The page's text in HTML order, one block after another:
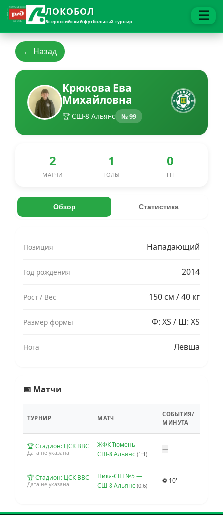
ЛОКОБОЛ
Всероссийский футбольный турнир ☰
← Назад
Крюкова Ева
Михайловна
🏆 СШ-8 Альянс № 99
2
МАТЧИ
1
ГОЛЫ
0
ГП
Обзор Статистика
Позиция Нападающий
Год рождения 2014
Рост / Вес 150 см / 40 кг
Размер формы Ф: XS / Ш: XS
Нога Левша
📅 Матчи
ТУРНИР МАТЧ
СОБЫТИЯ/
МИНУТА
🏆 Стадион: ЦСК ВВС
Дата не указана
ЖФК Тюмень —
СШ-8 Альянс (1:1)
—
🏆 Стадион: ЦСК ВВС
Дата не указана
Ника-СШ №5 —
СШ-8 Альянс (0:6)
⚽ 10'